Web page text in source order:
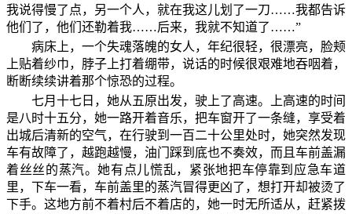
我说得慢了点，另一个人，就在我这儿划了一刀……我都告诉
他们了，他们还勒着我……后来，我就不知道了……”
病床上，一个失魂落魄的女人，年纪很轻，很漂亮，脸颊
上贴着纱巾，脖子上打着绷带，说话的时候很艰难地吞咽着，
断断续续讲着那个惊恐的过程。
七月十七日，她从五原出发，驶上了高速。上高速的时间
是八时十五分，她一路开着音乐，把车窗开了一条缝，享受着
出城后清新的空气，在行驶到一百二十公里处时，她突然发现
车有故障了，越跑越慢，油门踩到底也不奏效，而且车前盖漏
着丝丝的蒸汽。她有点儿慌乱，紧张地把车停靠到应急车道
里，下车一看，车前盖里的蒸汽冒得更凶了，想打开却被烫了
下手。这地方前不着村后不着店的，她一时无所适从，赶紧拨